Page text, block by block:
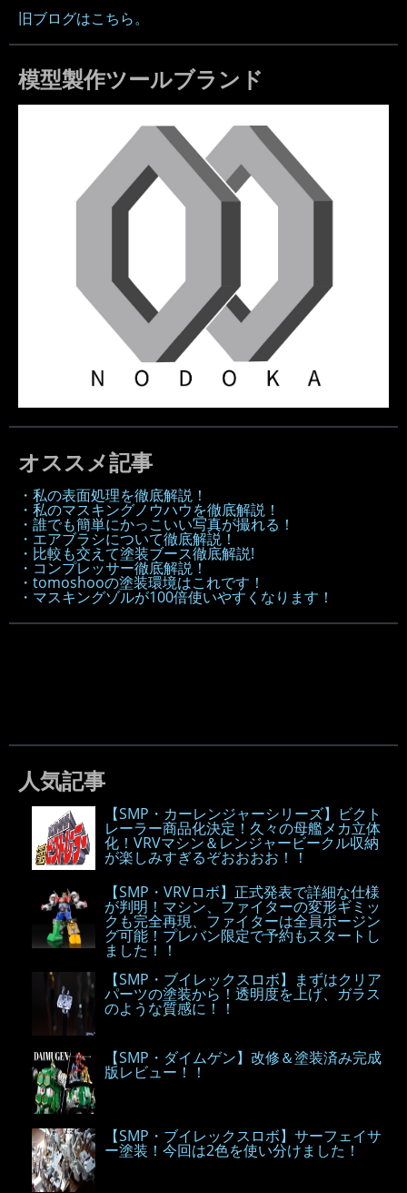
旧ブログはこちら。
模型製作ツールブランド
オススメ記事
・私の表面処理を徹底解説！
・私のマスキングノウハウを徹底解説！
・誰でも簡単にかっこいい写真が撮れる！
・エアブラシについて徹底解説！
・比較も交えて塗装ブース徹底解説!
・コンプレッサー徹底解説！
・tomoshooの塗装環境はこれです！
・マスキングゾルが100倍使いやすくなります！
人気記事
【SMP・カーレンジャーシリーズ】ビクト
レーラー商品化決定！久々の母艦メカ立体
化！VRVマシン＆レンジャービークル収納
が楽しみすぎるぞおおおお！！
【SMP・VRVロボ】正式発表で詳細な仕様
が判明！マシン、ファイターの変形ギミッ
クも完全再現、ファイターは全員ポージン
グ可能！プレバン限定で予約もスタートし
ました！！
【SMP・ブイレックスロボ】まずはクリア
パーツの塗装から！透明度を上げ、ガラス
のような質感に！！
【SMP・ダイムゲン】改修＆塗装済み完成
版レビュー！！
【SMP・ブイレックスロボ】サーフェイサ
ー塗装！今回は2色を使い分けました！